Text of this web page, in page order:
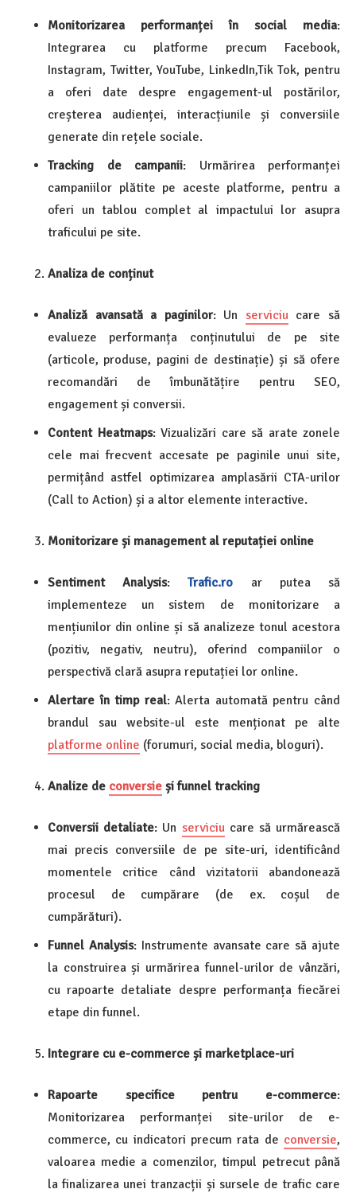
Monitorizarea performanței în social media:
Integrarea cu platforme precum Facebook,
Instagram, Twitter, YouTube, LinkedIn,Tik Tok, pentru
a oferi date despre engagement-ul postărilor,
creșterea audienței, interacțiunile și conversiile
generate din rețele sociale.
Tracking de campanii: Urmărirea performanței
campaniilor plătite pe aceste platforme, pentru a
oferi un tablou complet al impactului lor asupra
traficului pe site.
Analiza de conținut
Analiză avansată a paginilor: Un serviciucare să
evalueze performanța conținutului de pe site
(articole, produse, pagini de destinație) și să ofere
recomandări de îmbunătățire pentru SEO,
engagement și conversii.
Content Heatmaps: Vizualizări care să arate zonele
cele mai frecvent accesate pe paginile unui site,
permițând astfel optimizarea amplasării CTA-urilor
(Call to Action) și a altor elemente interactive.
Monitorizare și management al reputației online
Sentiment Analysis:Trafic.ro ar putea să
implementeze un sistem de monitorizare a
mențiunilor din online și să analizeze tonul acestora
(pozitiv, negativ, neutru), oferind companiilor o
perspectivă clară asupra reputației lor online.
Alertare în timp real: Alerta automată pentru când
brandul sau website-ul este menționat pe alte
platforme online (forumuri, social media, bloguri).
Analize de conversie și funnel tracking
Conversii detaliate: Un serviciucare să urmărească
mai precis conversiile de pe site-uri, identificând
momentele critice când vizitatorii abandonează
procesul de cumpărare (de ex. coșul de
cumpărături).
Funnel Analysis: Instrumente avansate care să ajute
la construirea și urmărirea funnel-urilor de vânzări,
cu rapoarte detaliate despre performanța fiecărei
etape din funnel.
Integrare cu e-commerce și marketplace-uri
Rapoarte specifice pentru e-commerce:
Monitorizarea performanței site-urilor de e-
commerce, cu indicatori precum rata de conversie,
valoarea medie a comenzilor, timpul petrecut până
la finalizarea unei tranzacții și sursele de trafic care